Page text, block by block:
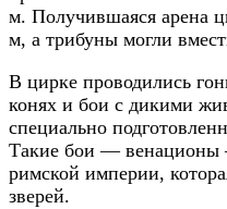
м. Получившаяся арена
м, а трибуны могли
В цирке проводились
конях и бои с дикими
специально
Такие бои — венационы
римской империи,
зверей.